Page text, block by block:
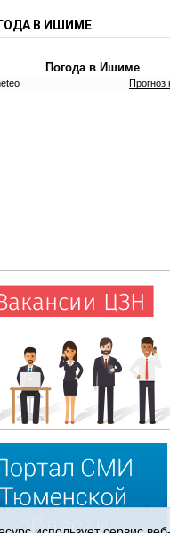
В ИШИМЕ
Погода в Ишиме
Прогноз